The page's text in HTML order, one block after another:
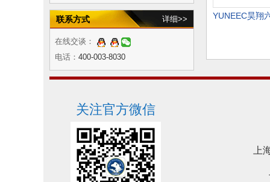
联系方式 详细>>
在线交谈：
电话： 400-003-8030
上
关注官方微信